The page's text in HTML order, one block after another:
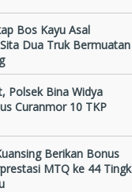
Bos Kayu Asal
Dua Truk Bermuatan
Polsek Bina Widya
Curanmor 10 TKP
Berikan Bonus
MTQ ke 44